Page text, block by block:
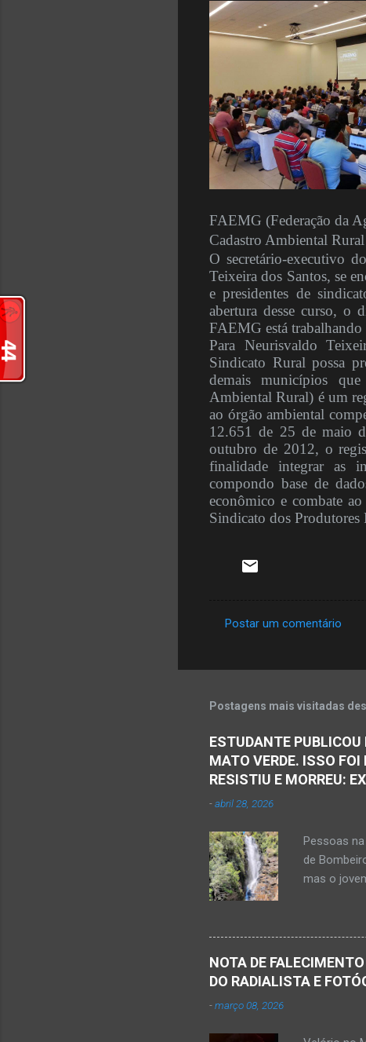
FAEMG (Federação da
Cadastro Ambiental
O secretário-executivo
Teixeira dos Santos, se
e presidentes de
abertura desse curso,
FAEMG está
Para Neurisvaldo
Sindicato Rural possa
demais municípios
Ambiental Rural) é um
ao órgão ambiental
12.651 de 25 de maio
outubro de 2012, o
finalidade integrar as
compondo base de
econômico e combate
Sindicato dos Produtores
e
t
á
o
s
Postar um comentário
Postagens mais visitadas
ESTUDANTE PUBLICOU
MATO VERDE. ISSO
RESISTIU E MORREU:
-abril 28, 2026
Pessoas
de
mas o
Mato
feira, dia
Populares,
estudante
NOTA DE
DO RADIALISTA E
-março 08, 2026